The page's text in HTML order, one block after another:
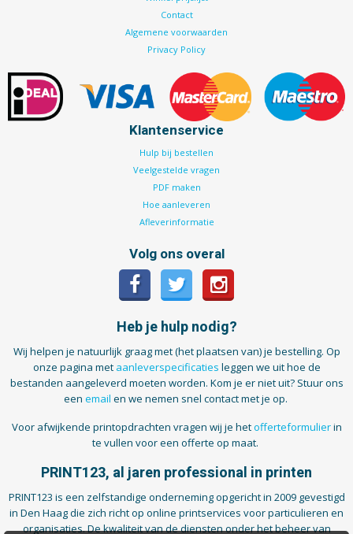
Contact
Algemene voorwaarden
Privacy Policy
Klantenservice
Hulp bij bestellen
Veelgestelde vragen
PDF maken
Hoe aanleveren
Afleverinformatie
Volg ons overal
Heb je hulp nodig?
Wij helpen je natuurlijk graag met (het plaatsen van) je bestelling. Op
onze pagina met aanleverspecificaties leggen we uit hoe de
bestanden aangeleverd moeten worden. Kom je er niet uit? Stuur ons
een email en we nemen snel contact met je op.
Voor afwijkende printopdrachten vragen wij je hetofferteformulierin
te vullen voor een offerte op maat.
PRINT123, al jaren professional in printen
PRINT123 is een zelfstandige onderneming opgericht in 2009 gevestigd
in Den Haag die zich richt op online printservices voor particulieren en
organisaties. De kwaliteit van de diensten onder het beheer van